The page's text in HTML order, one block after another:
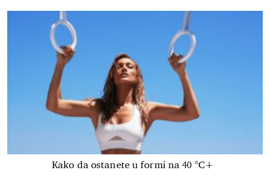
Kako da ostanete u formi na 40 °C+